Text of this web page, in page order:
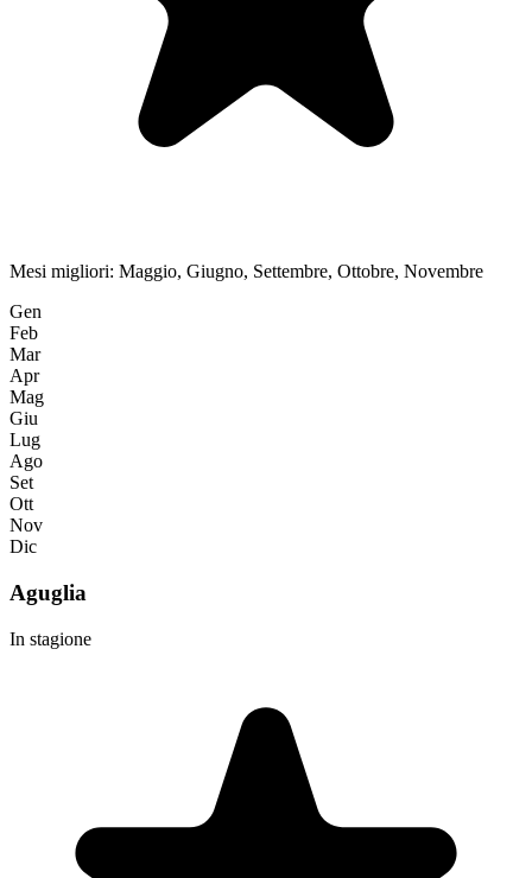
Mesi migliori: Maggio, Giugno, Settembre, Ottobre, Novembre
Gen
Feb
Mar
Apr
Mag
Giu
Lug
Ago
Set
Ott
Nov
Dic
Aguglia
In stagione